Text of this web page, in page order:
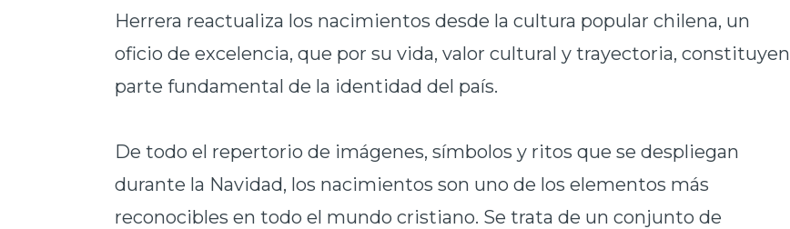
Herrera reactualiza los nacimientos desde la cultura popular chilena, un
oficio de excelencia, que por su vida, valor cultural y trayectoria, constituyen
parte fundamental de la identidad del país.
De todo el repertorio de imágenes, símbolos y ritos que se despliegan
durante la Navidad, los nacimientos son uno de los elementos más
reconocibles en todo el mundo cristiano. Se trata de un conjunto de